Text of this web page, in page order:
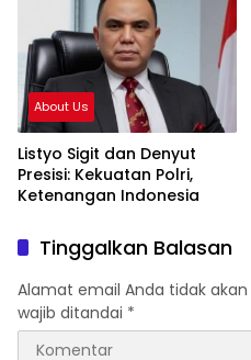
About Us
Listyo Sigit dan Denyut
Presisi: Kekuatan Polri,
Ketenangan Indonesia
Tinggalkan Balasan
Alamat email Anda tidak akan
wajib ditandai *